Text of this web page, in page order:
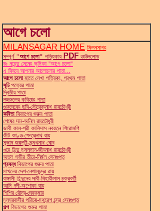
আগে চলো
MILANSAGAR HOME মিলনসাগর
সম্পূর্ণ "আগে চলো" পত্রিকার PDF ডাউনলোড
ডঃ নবেন্দু সেনের ভূমিকা "আগে চলো"
এ বিষয়ে আপনার আলোচনার পাতা...
আগে চলোহাতে লেখা পত্রিকা, প্রথম পাতা
সূচিপত্রের পাতা
দ্বিতীয় পাতা
নজরুলের কবিতার পাতা
গুরুদেবের ছবি-সৌরেন্দ্রনাথ রায়চৌধুরী
কবিতাবিভাগের শুরুর পাতা
শেষের দান-অনিল রায়চৌধুরী
ভাবী কাল-শ্রী কালিদাস নবরত্ন শিরোমণি
কীট কাণ্ড-ক্ষেত্রনাথ রায়
সুভাষ জয়ন্তী-মন্মথনাথ ঘোষ
ওরে হিন্দু মুসলমান-জীবনাথ রায়চৌধুরী
অতল গভীর তীরে-নির্মল সেনগুপ্ত
প্রবন্ধবিভাগের শুরুর পাতা
মাখনের দেশ-নেপালচন্দ্র রায়
বাঙ্গালী হিন্দুদের দাবী-বিহারীলাল চক্রবর্তী
আমি নদী-অশোকা রায়
শিশির রৌদ্র-দেবকুমার
মূলঘরবাসীর পরিচয়-মথুরেশ চন্দ্র সেনগুপ্ত
গল্পবিভাগের শুরুর পাতা